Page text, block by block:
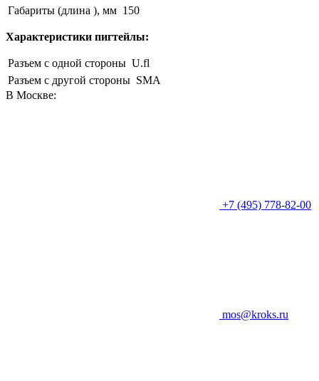
Габариты (длина ), мм 150
Характеристики пигтейлы:
Разъем с одной стороны U.fl
Разъем с другой стороны SMA
В Москве:
+7 (495) 778-82-00
mos@kroks.ru